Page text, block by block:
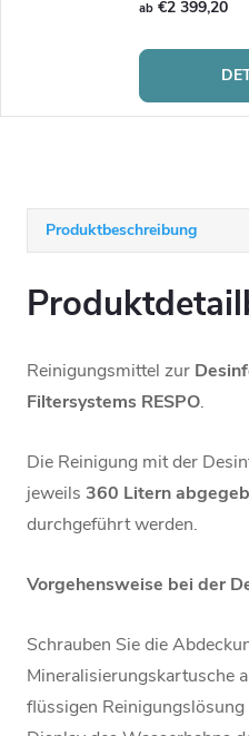
Produktbeschreibung
Reinigungsmittel zur
Filtersystems RESPO.
Die Reinigung mit der
jeweils 360 Litern
durchgeführt werden.
Vorgehensweise bei der
Schrauben Sie die
Mineralisierungskartusche
flüssigen
ab€2 399,20